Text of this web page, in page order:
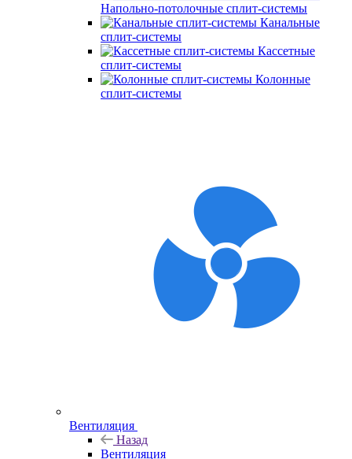
Напольно-потолочные сплит-системы
Канальные
сплит-системы
Кассетные
сплит-системы
Колонные
сплит-системы
Вентиляция
Назад
Вентиляция